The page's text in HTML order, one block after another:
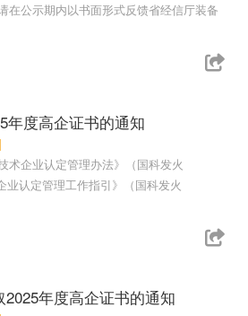
在公示期内以书面形式反馈省经信厅装备
年度高企证书的通知
术企业认定管理办法》（国科发火
业认定管理工作指引》（国科发火
年度高企证书的通知